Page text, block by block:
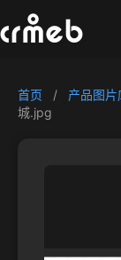
首页 / 产品图片
城.jpg